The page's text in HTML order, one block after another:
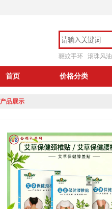
驱蚊手环 滚珠风
首页 价格分类
产品展示